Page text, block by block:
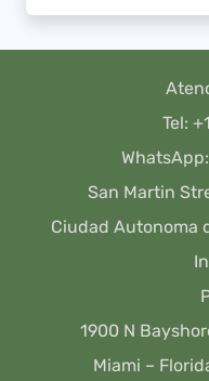
Tel:
San Martin
Ciudad Autonoma
1900 N
Miami –